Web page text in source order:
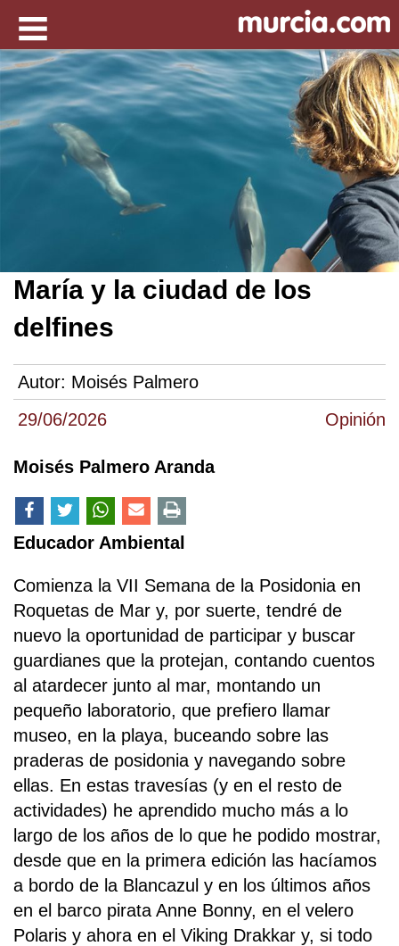
29/06/2026 Opinión
María y la ciudad de los
delfines
Autor: Moisés Palmero
Moisés Palmero Aranda
Educador Ambiental
Comienza la VII Semana de la Posidonia en
Roquetas de Mar y, por suerte, tendré de
nuevo la oportunidad de participar y buscar
guardianes que la protejan, contando cuentos
al atardecer junto al mar, montando un
pequeño laboratorio, que prefiero llamar
museo, en la playa, buceando sobre las
praderas de posidonia y navegando sobre
ellas. En estas travesías (y en el resto de
actividades) he aprendido mucho más a lo
largo de los años de lo que he podido mostrar,
desde que en la primera edición las hacíamos
a bordo de la Blancazul y en los últimos años
en el barco pirata Anne Bonny, en el velero
Polaris y ahora en el Viking Drakkar y, si todo